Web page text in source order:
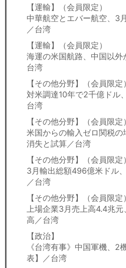
【運輸】（会員限定）
中華航空とエバー航空、3
／台湾
【運輸】（会員限定）
海運の米国航路、中国以外
台湾
【その他分野】（会員限定）
対米調達10年で2千億ドル
台湾
【その他分野】（会員限定）
米国からの輸入ゼロ関税
消失と試算／台湾
【その他分野】（会員限定）
3月輸出総額496億米ドル
／台湾
【その他分野】（会員限定）
上場企業3月売上高4.4兆
高／台湾
【政治】
《台湾有事》中国軍機、2
表】／台湾